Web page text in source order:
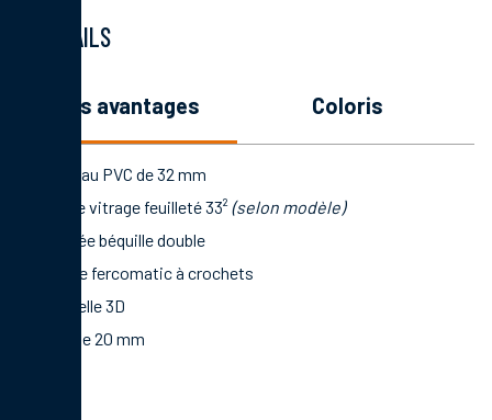
DÉTAILS
les avantages coloris
Panneau PVC de 32 mm
Double vitrage feuilleté 33²(selon modèle)
Poignée béquille double
Serrure fercomatic à crochets
Paumelle 3D
Seuil de 20 mm